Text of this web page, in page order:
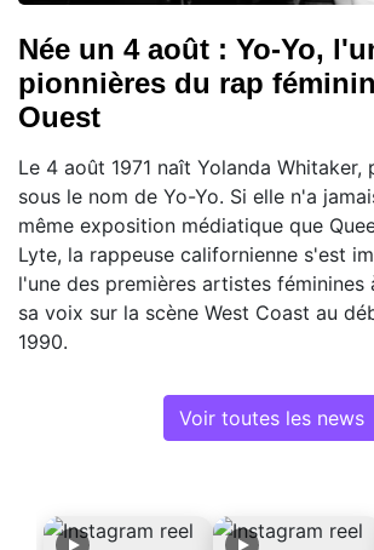
Née un 4 août : Yo-Yo,
pionnières du rap
Ouest
Le 4 août 1971 naît Yolanda Whitaker,
sous le nom de Yo-Yo. Si elle n'a
même exposition médiatique que
Lyte, la rappeuse californienne s'est
l'une des premières artistes féminines
sa voix sur la scène West Coast au
1990.
Voir toutes les news